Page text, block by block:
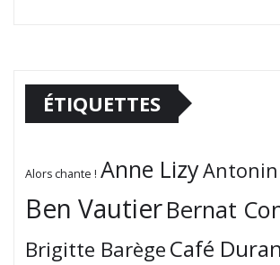
ÉTIQUETTES
Alors chante ! Anne LizyAntonin
Ben VautierBernat
Brigitte BarègeCafé